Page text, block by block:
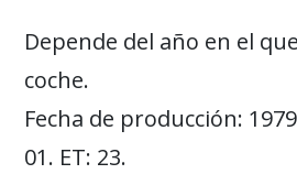
Depende del año en el
coche.
Fecha de producción:
01. ET: 23.